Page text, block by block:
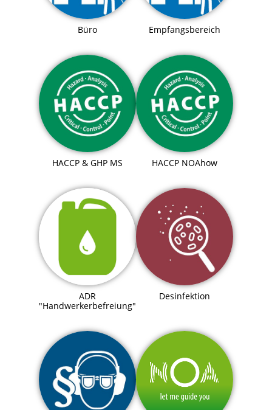
Büro Empfangsbereich
HACCP & GHP MS HACCP NOAhow
ADR
"Handwerkerbefreiung"
Desinfektion